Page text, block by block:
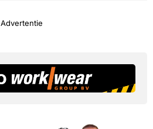
Advertentie